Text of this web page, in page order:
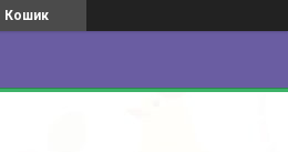
Кошик